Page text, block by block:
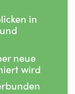
in
neue
wird